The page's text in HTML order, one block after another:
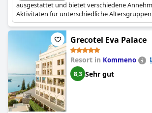
ausgestattet und bietet verschiedene
Aktivitäten für unterschiedliche
einen komfortablen und unterhaltsamen
Familienmitglieder.
Grecotel Eva Palace
Resort in Kommeno
8,3 Sehr gut